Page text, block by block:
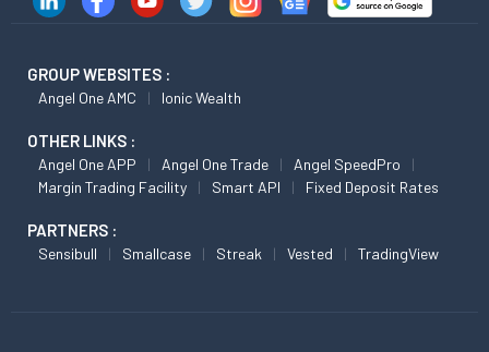
GROUP WEBSITES :
Angel One AMC Ionic Wealth
OTHER LINKS :
Angel One APP Angel One Trade
Angel SpeedPro
Margin Trading Facility
Smart API Fixed Deposit Rates
PARTNERS :
Sensibull Smallcase Streak Vested TradingView